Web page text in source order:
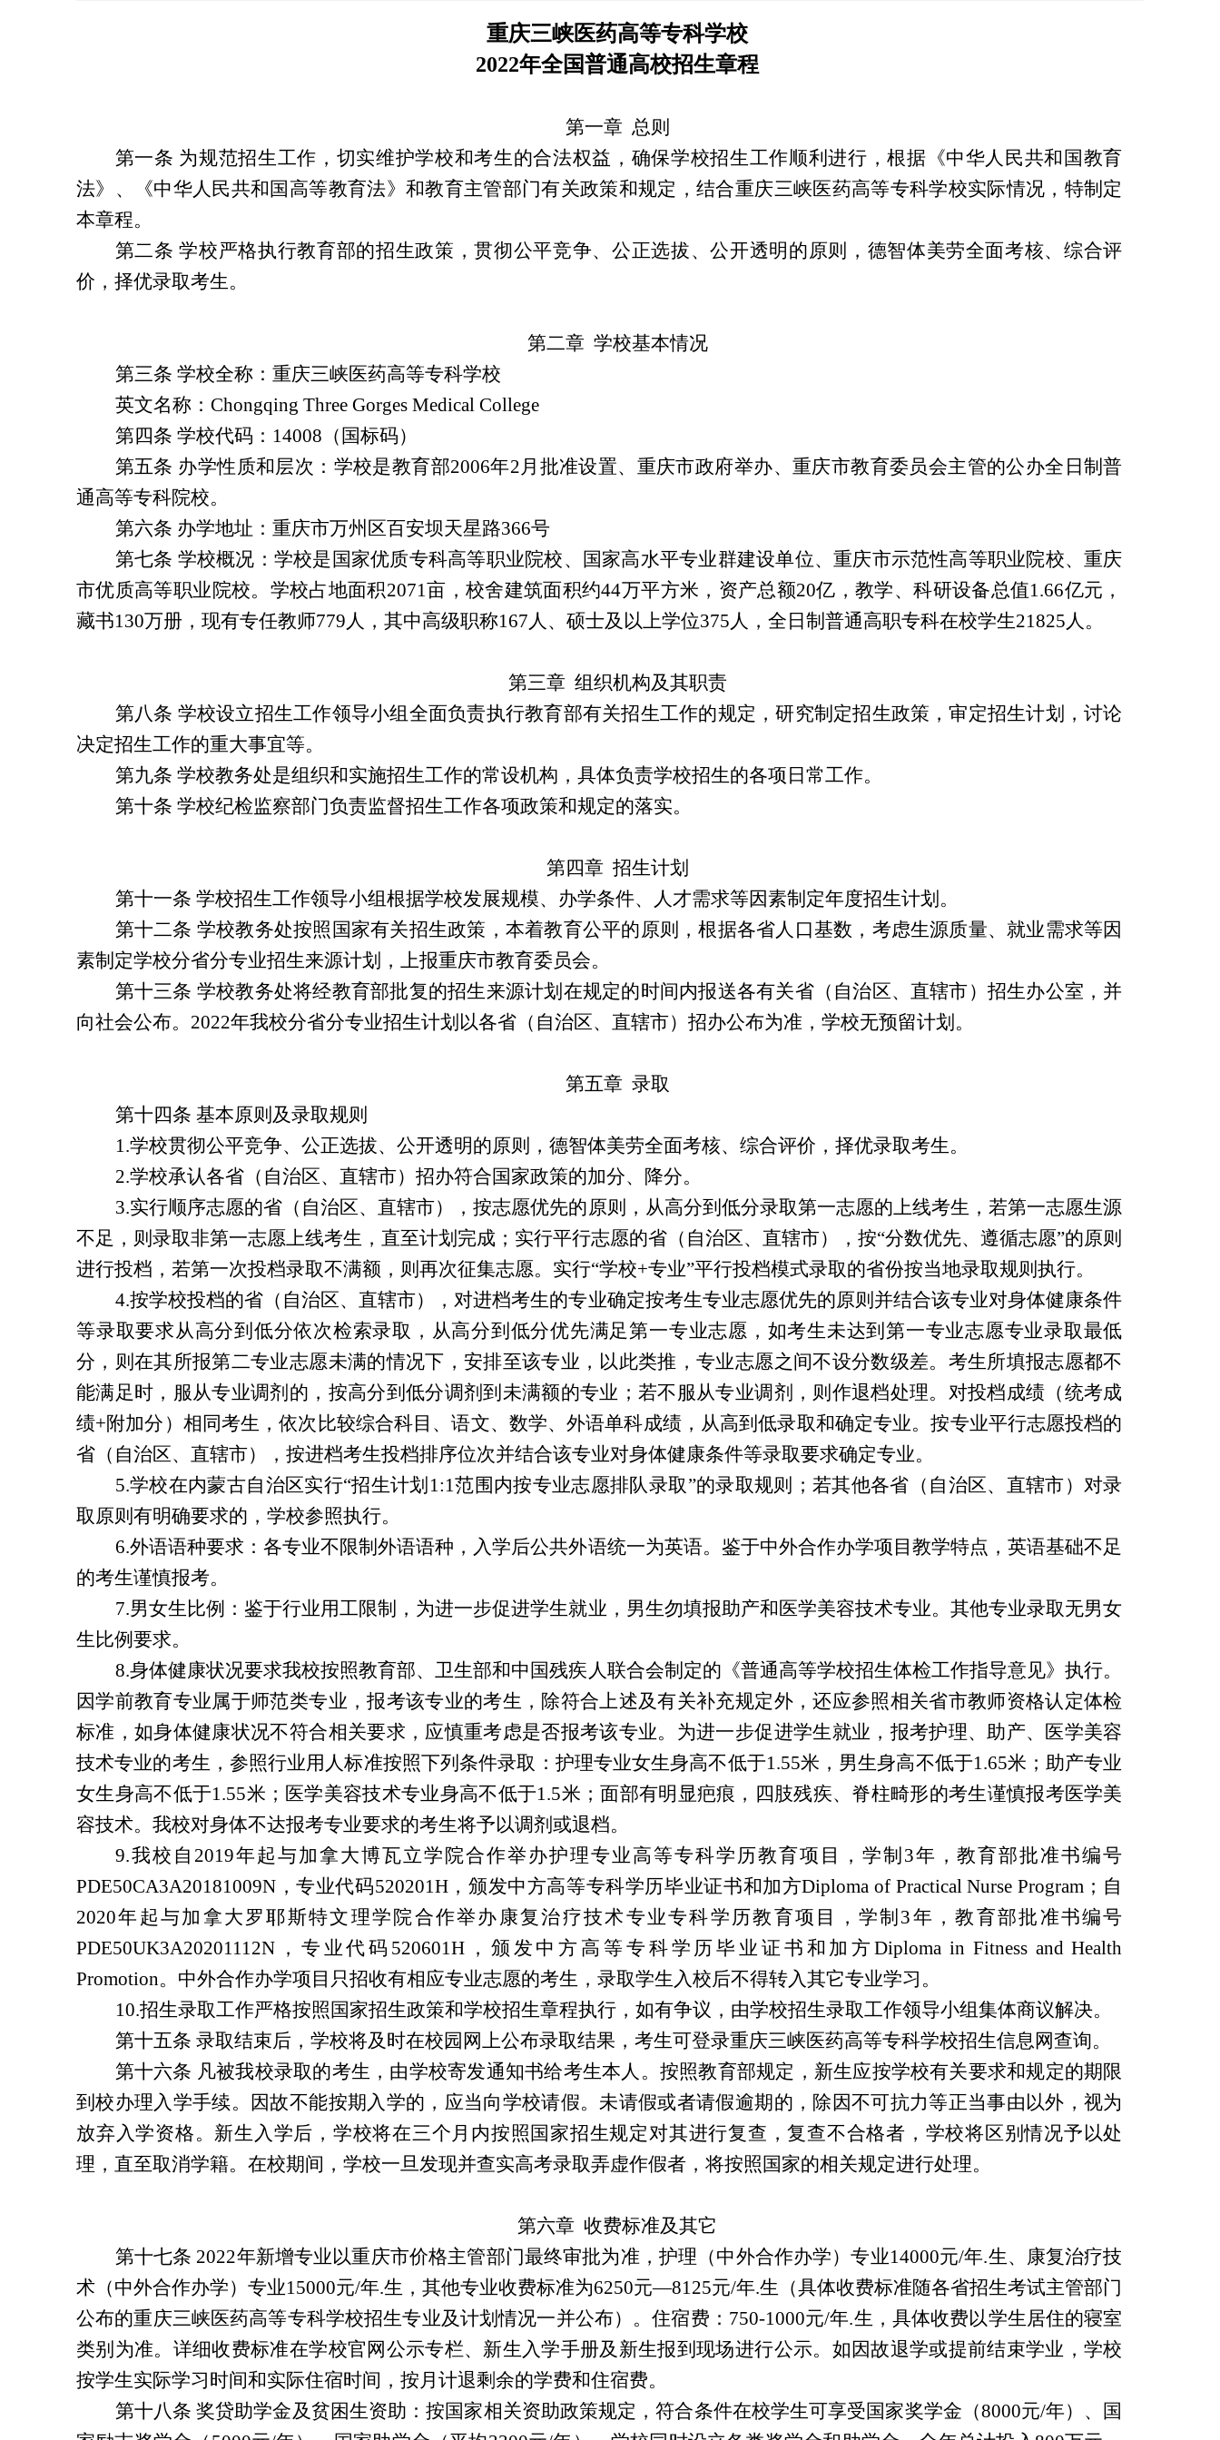
重庆三峡医药高等专科学校
2022年全国普通高校招生章程
第一章 总则
第一条 为规范招生工作，切实维护学校和考生的合法权益，确保学校招生工作顺利进行，根据《中华人民共和国教育
法》、《中华人民共和国高等教育法》和教育主管部门有关政策和规定，结合重庆三峡医药高等专科学校实际情况，特制定
本章程。
第二条 学校严格执行教育部的招生政策，贯彻公平竞争、公正选拔、公开透明的原则，德智体美劳全面考核、综合评
价，择优录取考生。
第二章 学校基本情况
第三条 学校全称：重庆三峡医药高等专科学校
英文名称：Chongqing Three Gorges Medical College
第四条 学校代码：14008（国标码）
第五条 办学性质和层次：学校是教育部2006年2月批准设置、重庆市政府举办、重庆市教育委员会主管的公办全日制普
通高等专科院校。
第六条 办学地址：重庆市万州区百安坝天星路366号
第七条 学校概况：学校是国家优质专科高等职业院校、国家高水平专业群建设单位、重庆市示范性高等职业院校、重庆
市优质高等职业院校。学校占地面积2071亩，校舍建筑面积约44万平方米，资产总额20亿，教学、科研设备总值1.66亿元，
藏书130万册，现有专任教师779人，其中高级职称167人、硕士及以上学位375人，全日制普通高职专科在校学生21825人。
第三章 组织机构及其职责
第八条 学校设立招生工作领导小组全面负责执行教育部有关招生工作的规定，研究制定招生政策，审定招生计划，讨论
决定招生工作的重大事宜等。
第九条 学校教务处是组织和实施招生工作的常设机构，具体负责学校招生的各项日常工作。
第十条 学校纪检监察部门负责监督招生工作各项政策和规定的落实。
第四章 招生计划
第十一条 学校招生工作领导小组根据学校发展规模、办学条件、人才需求等因素制定年度招生计划。
第十二条 学校教务处按照国家有关招生政策，本着教育公平的原则，根据各省人口基数，考虑生源质量、就业需求等因
素制定学校分省分专业招生来源计划，上报重庆市教育委员会。
第十三条 学校教务处将经教育部批复的招生来源计划在规定的时间内报送各有关省（自治区、直辖市）招生办公室，并
向社会公布。2022年我校分省分专业招生计划以各省（自治区、直辖市）招办公布为准，学校无预留计划。
第五章 录取
第十四条 基本原则及录取规则
1.学校贯彻公平竞争、公正选拔、公开透明的原则，德智体美劳全面考核、综合评价，择优录取考生。
2.学校承认各省（自治区、直辖市）招办符合国家政策的加分、降分。
3.实行顺序志愿的省（自治区、直辖市），按志愿优先的原则，从高分到低分录取第一志愿的上线考生，若第一志愿生源
不足，则录取非第一志愿上线考生，直至计划完成；实行平行志愿的省（自治区、直辖市），按“分数优先、遵循志愿”的原则
进行投档，若第一次投档录取不满额，则再次征集志愿。实行“学校+专业”平行投档模式录取的省份按当地录取规则执行。
4.按学校投档的省（自治区、直辖市），对进档考生的专业确定按考生专业志愿优先的原则并结合该专业对身体健康条件
等录取要求从高分到低分依次检索录取，从高分到低分优先满足第一专业志愿，如考生未达到第一专业志愿专业录取最低
分，则在其所报第二专业志愿未满的情况下，安排至该专业，以此类推，专业志愿之间不设分数级差。考生所填报志愿都不
能满足时，服从专业调剂的，按高分到低分调剂到未满额的专业；若不服从专业调剂，则作退档处理。对投档成绩（统考成
绩+附加分）相同考生，依次比较综合科目、语文、数学、外语单科成绩，从高到低录取和确定专业。按专业平行志愿投档的
省（自治区、直辖市），按进档考生投档排序位次并结合该专业对身体健康条件等录取要求确定专业。
5.学校在内蒙古自治区实行“招生计划1:1范围内按专业志愿排队录取”的录取规则；若其他各省（自治区、直辖市）对录
取原则有明确要求的，学校参照执行。
6.外语语种要求：各专业不限制外语语种，入学后公共外语统一为英语。鉴于中外合作办学项目教学特点，英语基础不足
的考生谨慎报考。
7.男女生比例：鉴于行业用工限制，为进一步促进学生就业，男生勿填报助产和医学美容技术专业。其他专业录取无男女
生比例要求。
8.身体健康状况要求我校按照教育部、卫生部和中国残疾人联合会制定的《普通高等学校招生体检工作指导意见》执行。
因学前教育专业属于师范类专业，报考该专业的考生，除符合上述及有关补充规定外，还应参照相关省市教师资格认定体检
标准，如身体健康状况不符合相关要求，应慎重考虑是否报考该专业。为进一步促进学生就业，报考护理、助产、医学美容
技术专业的考生，参照行业用人标准按照下列条件录取：护理专业女生身高不低于1.55米，男生身高不低于1.65米；助产专业
女生身高不低于1.55米；医学美容技术专业身高不低于1.5米；面部有明显疤痕，四肢残疾、脊柱畸形的考生谨慎报考医学美
容技术。我校对身体不达报考专业要求的考生将予以调剂或退档。
9.我校自2019年起与加拿大博瓦立学院合作举办护理专业高等专科学历教育项目，学制3年，教育部批准书编号
PDE50CA3A20181009N，专业代码520201H，颁发中方高等专科学历毕业证书和加方Diploma of Practical Nurse Program；自
2020年起与加拿大罗耶斯特文理学院合作举办康复治疗技术专业专科学历教育项目，学制3年，教育部批准书编号
PDE50UK3A20201112N，专业代码520601H，颁发中方高等专科学历毕业证书和加方Diploma in Fitness and Health
Promotion。中外合作办学项目只招收有相应专业志愿的考生，录取学生入校后不得转入其它专业学习。
10.招生录取工作严格按照国家招生政策和学校招生章程执行，如有争议，由学校招生录取工作领导小组集体商议解决。
第十五条 录取结束后，学校将及时在校园网上公布录取结果，考生可登录重庆三峡医药高等专科学校招生信息网查询。
第十六条 凡被我校录取的考生，由学校寄发通知书给考生本人。按照教育部规定，新生应按学校有关要求和规定的期限
到校办理入学手续。因故不能按期入学的，应当向学校请假。未请假或者请假逾期的，除因不可抗力等正当事由以外，视为
放弃入学资格。新生入学后，学校将在三个月内按照国家招生规定对其进行复查，复查不合格者，学校将区别情况予以处
理，直至取消学籍。在校期间，学校一旦发现并查实高考录取弄虚作假者，将按照国家的相关规定进行处理。
第六章 收费标准及其它
第十七条 2022年新增专业以重庆市价格主管部门最终审批为准，护理（中外合作办学）专业14000元/年.生、康复治疗技
术（中外合作办学）专业15000元/年.生，其他专业收费标准为6250元—8125元/年.生（具体收费标准随各省招生考试主管部门
公布的重庆三峡医药高等专科学校招生专业及计划情况一并公布）。住宿费：750-1000元/年.生，具体收费以学生居住的寝室
类别为准。详细收费标准在学校官网公示专栏、新生入学手册及新生报到现场进行公示。如因故退学或提前结束学业，学校
按学生实际学习时间和实际住宿时间，按月计退剩余的学费和住宿费。
第十八条 奖贷助学金及贫困生资助：按国家相关资助政策规定，符合条件在校学生可享受国家奖学金（8000元/年）、国